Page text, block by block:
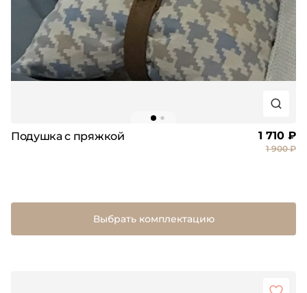
Подушка с пряжкой 1 710 ₽
1 900 ₽
Выбрать комплектацию